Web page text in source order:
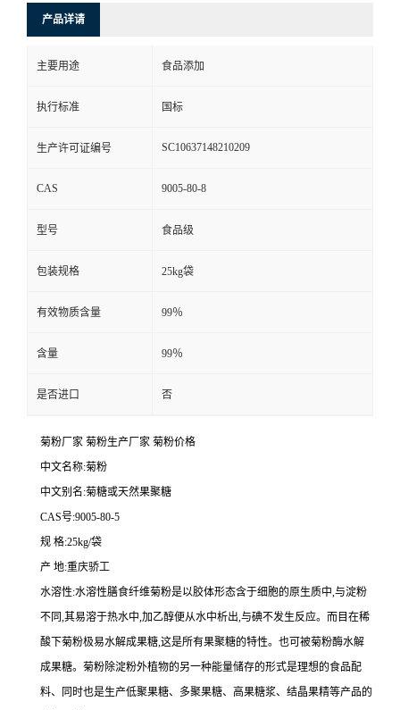
产品详请
主要用途 食品添加
执行标准 国标
生产许可证编号 SC10637148210209
CAS 9005-80-8
型号 食品级
包装规格 25kg袋
有效物质含量 99％
含量 99％
是否进口 否
菊粉厂家 菊粉生产厂家 菊粉价格
中文名称:菊粉
中文别名:菊糖或天然果聚糖
CAS号:9005-80-5
规 格:25kg/袋
产 地:重庆骄工
水溶性:水溶性膳食纤维菊粉是以胶体形态含于细胞的原生质中,与淀粉
不同,其易溶于热水中,加乙醇便从水中析出,与碘不发生反应。而目在稀
酸下菊粉极易水解成果糖,这是所有果聚糖的特性。也可被菊粉酶水解
成果糖。菊粉除淀粉外植物的另一种能量储存的形式是理想的食品配
料、同时也是生产低聚果糖、多聚果糖、高果糖浆、结晶果精等产品的